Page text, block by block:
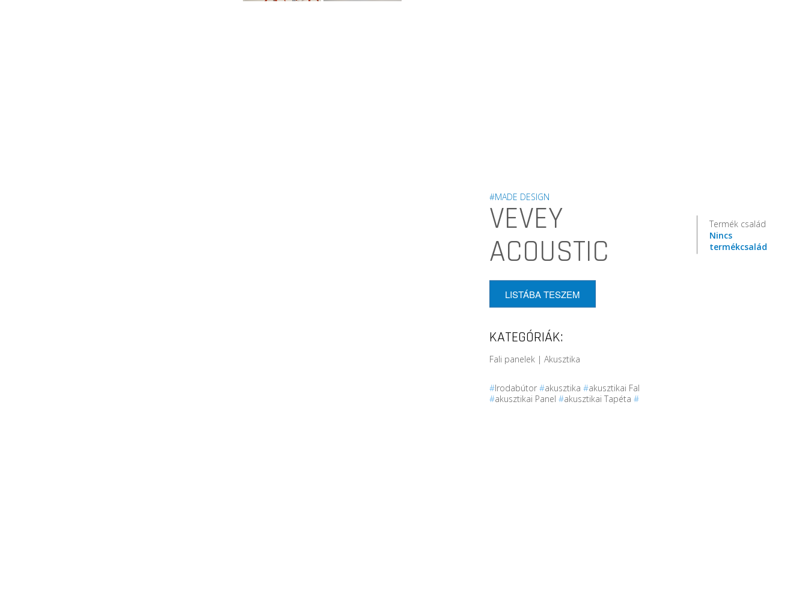
#MADE DESIGN
VEVEY
ACOUSTIC
Termék család
Nincs
termékcsalád
LISTÁBA TESZEM
KATEGÓRIÁK:
Fali panelek | Akusztika
#Irodabútor #akusztika #akusztikai Fal
#akusztikai Panel #akusztikai Tapéta #